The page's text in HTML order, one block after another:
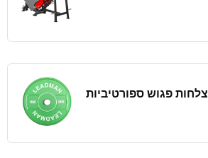
צלחות פגוש ספורטיביות